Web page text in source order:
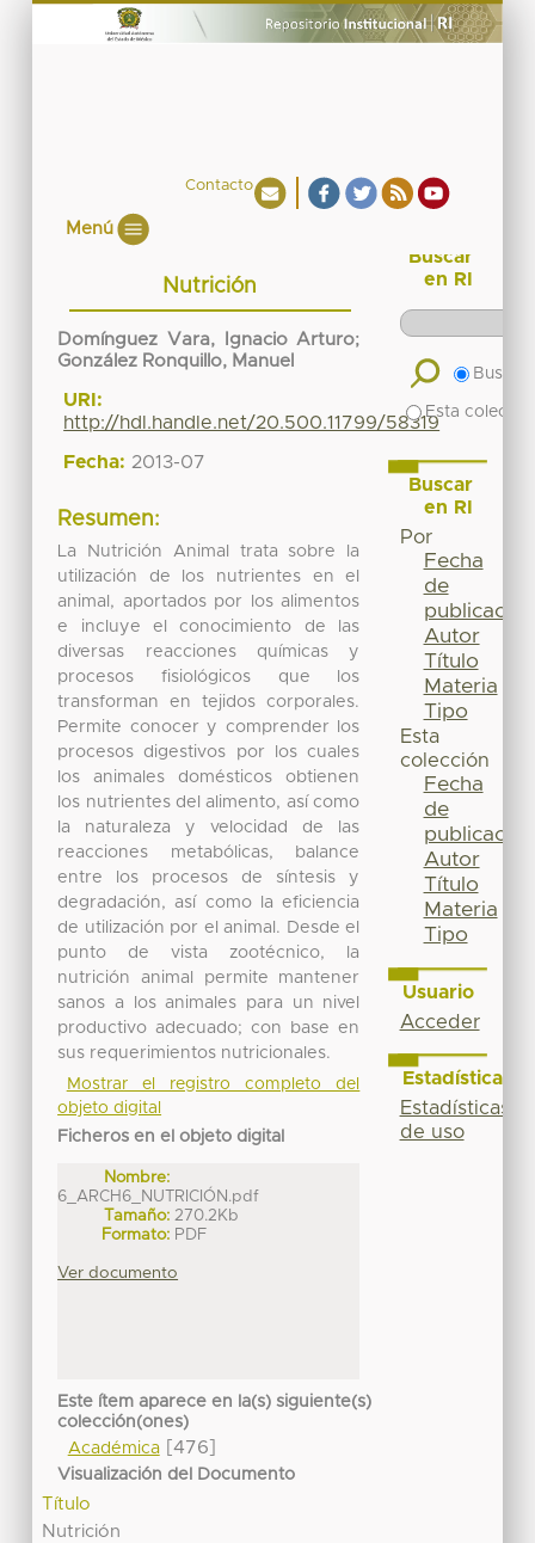
Contacto
Menú
Nutrición
Domínguez Vara, Ignacio Arturo;
González Ronquillo, Manuel
URI:
http://hdl.handle.net/20.500.11799/58319
Fecha: 2013-07
Resumen:
La Nutrición Animal trata sobre la
utilización de los nutrientes en el
animal, aportados por los alimentos
e incluye el conocimiento de las
diversas reacciones químicas y
procesos fisiológicos que los
transforman en tejidos corporales.
Permite conocer y comprender los
procesos digestivos por los cuales
los animales domésticos obtienen
los nutrientes del alimento, así como
la naturaleza y velocidad de las
reacciones metabólicas, balance
entre los procesos de síntesis y
degradación, así como la eficiencia
de utilización por el animal. Desde el
punto de vista zootécnico, la
nutrición animal permite mantener
sanos a los animales para un nivel
productivo adecuado; con base en
sus requerimientos nutricionales.
Mostrar el registro completo del
objeto digital
Ficheros en el objeto digital
Nombre:
6_ARCH6_NUTRICIÓN.pdf
Tamaño: 270.2Kb
Formato: PDF
Ver documento
Este ítem aparece en la(s) siguiente(s)
colección(ones)
Académica[476]
Visualización del Documento
Título
Nutrición
Buscar
en RI
Buscar
Esta
Buscar
en RI
Por
Fecha
de
publicación
Autor
Título
Materia
Tipo
Esta
colección
Fecha
de
publicación
Autor
Título
Materia
Tipo
Usuario
Acceder
Estadísticas
Estadísticas
de uso